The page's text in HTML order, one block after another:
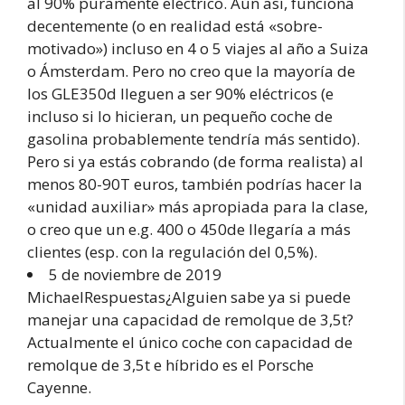
decentemente (o en realidad está «sobre-
motivado») incluso en 4 o 5 viajes al año a Suiza
o Ámsterdam. Pero no creo que la mayoría de
los GLE350d lleguen a ser 90% eléctricos (e
incluso si lo hicieran, un pequeño coche de
gasolina probablemente tendría más sentido).
Pero si ya estás cobrando (de forma realista) al
menos 80-90T euros, también podrías hacer la
«unidad auxiliar» más apropiada para la clase,
o creo que un e.g. 400 o 450de llegaría a más
clientes (esp. con la regulación del 0,5%).
5 de noviembre de 2019
MichaelRespuestas¿Alguien sabe ya si puede
manejar una capacidad de remolque de 3,5t?
Actualmente el único coche con capacidad de
remolque de 3,5t e híbrido es el Porsche
Cayenne.